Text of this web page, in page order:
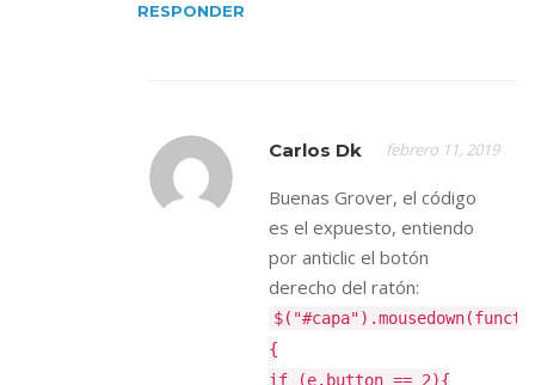
RESPONDER
Carlos Dk febrero 11, 2019
Buenas Grover, el código
es el expuesto, entiendo
por anticlic el botón
derecho del ratón:
{
if (e.button == 2){